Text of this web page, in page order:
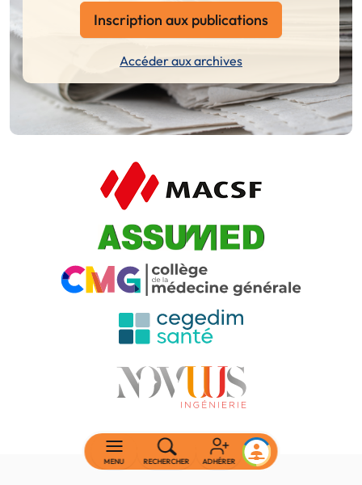
Inscription aux publications
Accéder aux archives
MENU RECHERCHER ADHÉRER